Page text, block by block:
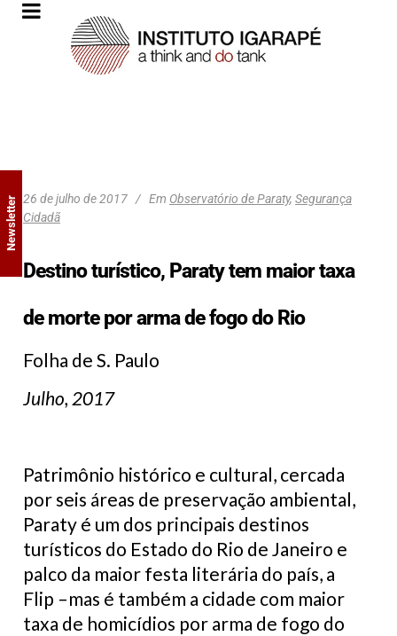
26 de julho de 2017 Em Observatório de Paraty, Segurança
Cidadã
Destino turístico, Paraty tem maior taxa
de morte por arma de fogo do Rio
Folha de S. Paulo
Julho, 2017
Patrimônio histórico e cultural, cercada
por seis áreas de preservação ambiental,
Paraty é um dos principais destinos
turísticos do Estado do Rio de Janeiro e
palco da maior festa literária do país, a
Flip –mas é também a cidade com maior
taxa de homicídios por arma de fogo do
Newsletter